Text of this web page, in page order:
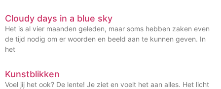
Cloudy days in a blue sky
Het is al vier maanden geleden, maar soms hebben zaken even
de tijd nodig om er woorden en beeld aan te kunnen geven. In
het
Kunstblikken
Voel jij het ook? De lente! Je ziet en voelt het aan alles. Het licht